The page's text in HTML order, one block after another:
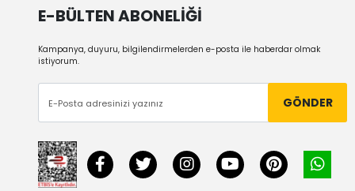
E-BÜLTEN ABONELİĞİ
Kampanya, duyuru, bilgilendirmelerden e-posta ile haberdar olmak
istiyorum.
GÖNDER